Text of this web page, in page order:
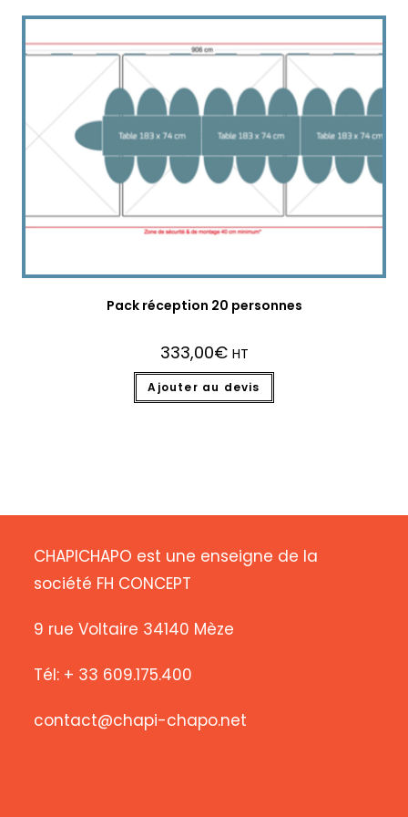
Pack réception 20 personnes
333,00€ HT
Ajouter au devis
CHAPICHAPO est une enseigne de la
société FH CONCEPT
9 rue Voltaire 34140 Mèze
Tél: + 33 609.175.400
contact@chapi-chapo.net